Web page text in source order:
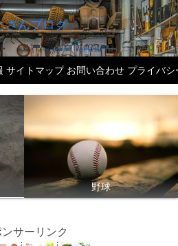
さんブログ
サイトマップ お問い合わせ プライバ
野球
ンサーリンク